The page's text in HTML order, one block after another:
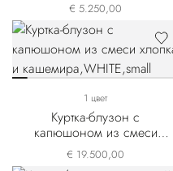
€ 5.250,00
1 цвет
Куртка-блузон с
капюшоном из смеси
хлопка и кашемира
€ 19.500,00